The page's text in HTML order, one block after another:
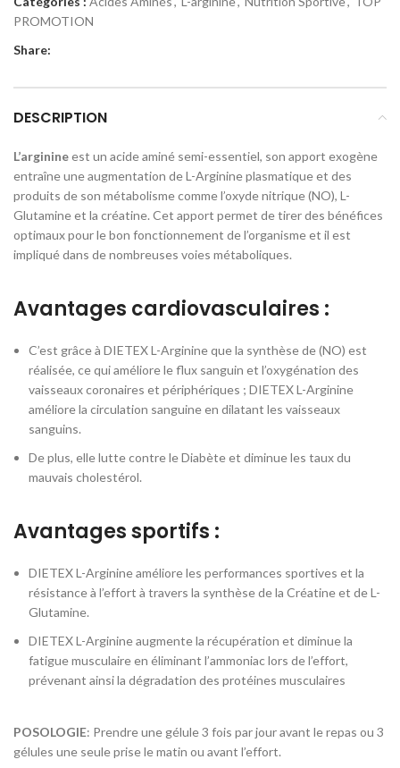
PROMOTION
Share:
DESCRIPTION
L’arginineest un acide aminé semi-essentiel, son apport exogène
entraîne une augmentation de L-Arginine plasmatique et des
produits de son métabolisme comme l’oxyde nitrique (NO), L-
Glutamine et la créatine. Cet apport permet de tirer des bénéfices
optimaux pour le bon fonctionnement de l’organisme et il est
impliqué dans de nombreuses voies métaboliques.
Avantages cardiovasculaires :
C’est grâce à DIETEX L-Arginine que la synthèse de (NO) est
réalisée, ce qui améliore le flux sanguin et l’oxygénation des
vaisseaux coronaires et périphériques ; DIETEX L-Arginine
améliore la circulation sanguine en dilatant les vaisseaux
sanguins.
De plus, elle lutte contre le Diabète et diminue les taux du
mauvais cholestérol.
Avantages sportifs :
DIETEX L-Arginine améliore les performances sportives et la
résistance à l’effort à travers la synthèse de la Créatine et de L-
Glutamine.
DIETEX L-Arginine augmente la récupération et diminue la
fatigue musculaire en éliminant l’ammoniac lors de l’effort,
prévenant ainsi la dégradation des protéines musculaires
POSOLOGIE: Prendre une gélule 3 fois par jour avant le repas ou 3
gélules une seule prise le matin ou avant l’effort.